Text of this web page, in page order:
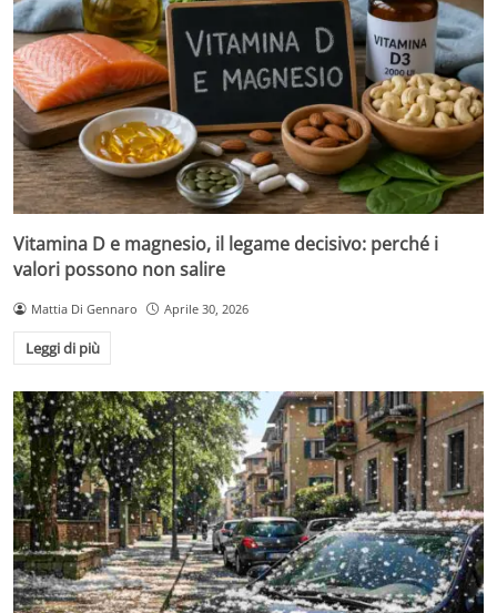
Vitamina D e magnesio, il legame decisivo: perché i
valori possono non salire
Mattia Di Gennaro Aprile 30, 2026
Leggi di più